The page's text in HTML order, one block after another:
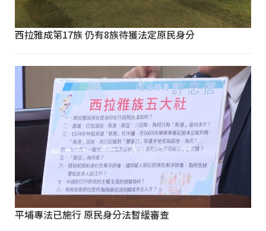
西拉雅成第17族 仍有8族待獲法定原民身分
平埔專法已施行 原民身分法暫緩審查